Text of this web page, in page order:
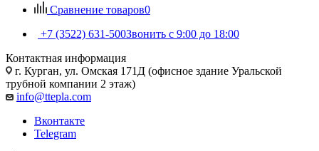
Сравнение товаров0
+7 (3522) 631-500Звонить с 9:00 до 18:00
Контактная информация
г. Курган, ул. Омская 171Д (офисное здание Уральской
трубной компании 2 этаж)
info@ttepla.com
Вконтакте
Telegram